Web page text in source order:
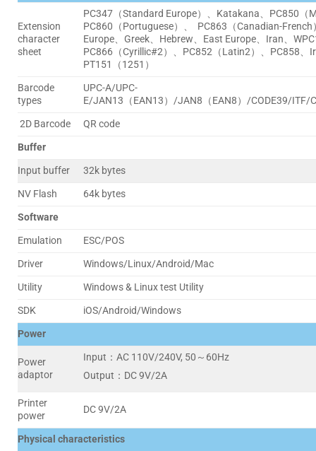
Extension
character
sheet
PC347（Standard Europe）、Katakana、PC850（
PC860（Portuguese）、 PC863（Canadian-
Europe、Greek、Hebrew、East Europe、Iran、
PC866（Cyrillic#2）、PC852（Latin2）、PC858
PT151（1251）
Barcode
types
UPC-A/UPC-
E/JAN13（EAN13）/JAN8（EAN8）/CODE39/ITF/
2D Barcode
QR code
Buffer
Input buffer
32k bytes
NV Flash
64k bytes
Software
Emulation
ESC/POS
Driver
Windows/Linux/Android/Mac
Utility
Windows & Linux test Utility
SDK
iOS/Android/Windows
Power
Power
adaptor
Input：AC 110V/240V, 50～60Hz
Output：DC 9V/2A
Printer
power
DC 9V/2A
Physical characteristics